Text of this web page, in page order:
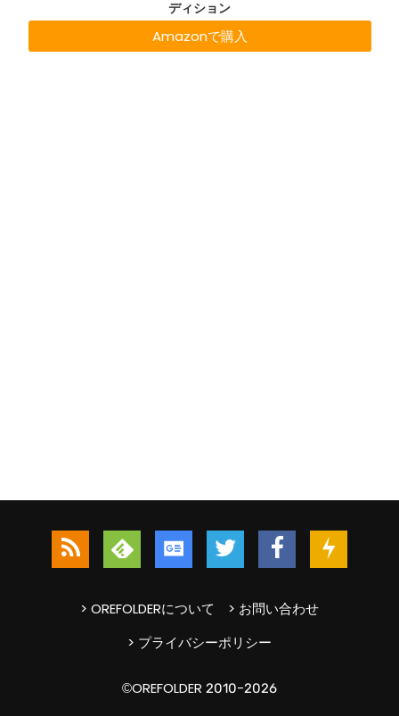
ディション
Amazonで購入
> OREFOLDERについて
> お問い合わせ
> プライバシーポリシー
©OREFOLDER 2010-2026